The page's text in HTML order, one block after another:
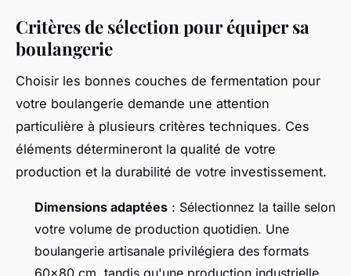
Critères de sélection pour équiper sa
boulangerie
Choisir les bonnes couches de fermentation pour
votre boulangerie demande une attention
particulière à plusieurs critères techniques. Ces
éléments détermineront la qualité de votre
production et la durabilité de votre investissement.
Dimensions adaptées : Sélectionnez la taille selon
votre volume de production quotidien. Une
boulangerie artisanale privilégiera des formats